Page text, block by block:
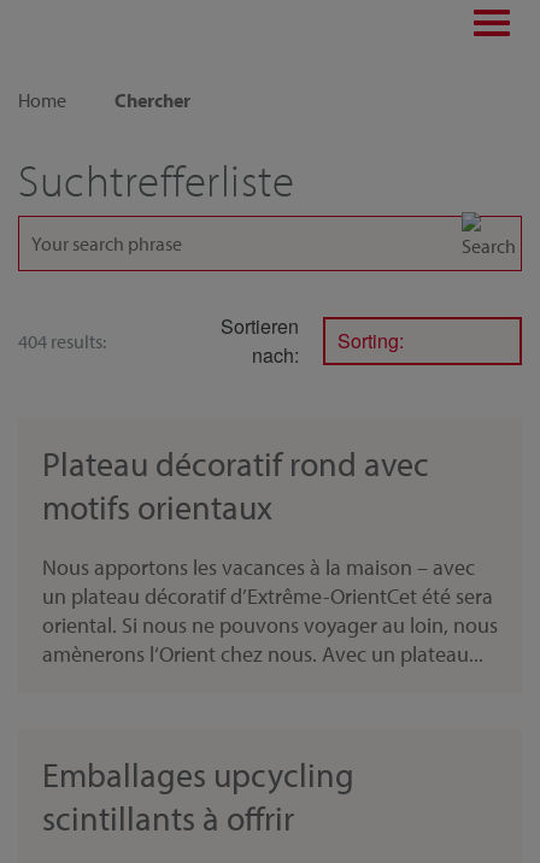
Home
Chercher
Suchtrefferliste
404 results:
Sortieren
nach:
Sorting:
Plateau décoratif rond avec
motifs orientaux
Nous apportons les vacances à la maison – avec
un plateau décoratif d’Extrême-OrientCet été sera
oriental. Si nous ne pouvons voyager au loin, nous
amènerons l‘Orient chez nous. Avec un plateau...
Emballages upcycling
scintillants à offrir